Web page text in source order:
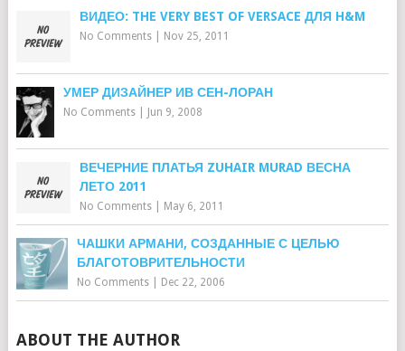
ВИДЕО: THE VERY BEST OF VERSACE ДЛЯ H&M
No Comments| Nov 25, 2011
УМЕР ДИЗАЙНЕР ИВ СЕН-ЛОРАН
No Comments| Jun 9, 2008
ВЕЧЕРНИЕ ПЛАТЬЯ ZUHAIR MURAD ВЕСНА
ЛЕТО 2011
No Comments| May 6, 2011
ЧАШКИ АРМАНИ, СОЗДАННЫЕ С ЦЕЛЬЮ
БЛАГОТОВРИТЕЛЬНОСТИ
No Comments| Dec 22, 2006
ABOUT THE AUTHOR